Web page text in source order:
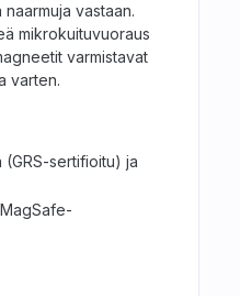
vastaan.
mikrokuituvuoraus
varmistavat
varten.
sertifioitu) ja